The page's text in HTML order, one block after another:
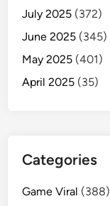
July 2025 (372)
June 2025 (345)
May 2025 (401)
April 2025 (35)
Categories
Game Viral (388)